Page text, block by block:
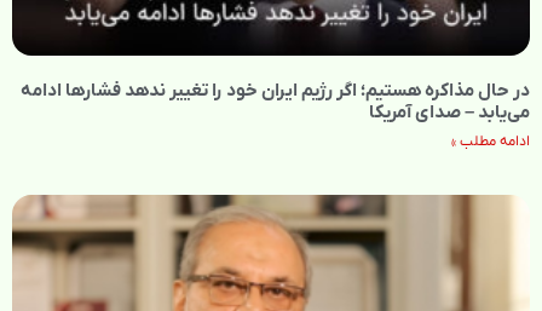
در حال مذاکره هستیم؛ اگر رژیم ایران خود را تغییر ندهد فشارها ادامه
می‌یابد – صدای آمریکا
ادامه مطلب »